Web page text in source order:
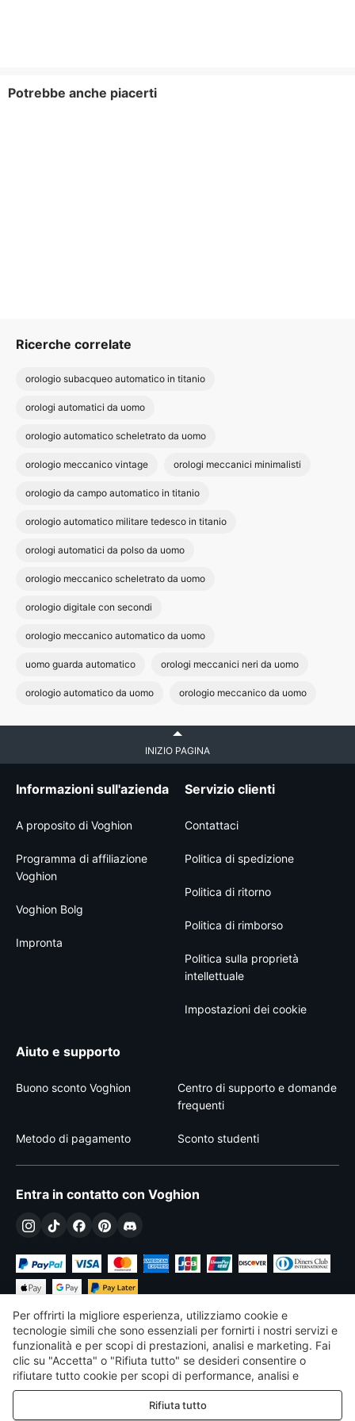
Potrebbe anche piacerti
Ricerche correlate
orologio subacqueo automatico in titanio
orologi automatici da uomo
orologio automatico scheletrato da uomo
orologio meccanico vintage orologi meccanici minimalisti
orologio da campo automatico in titanio
orologio automatico militare tedesco in titanio
orologi automatici da polso da uomo
orologio meccanico scheletrato da uomo
orologio digitale con secondi
orologio meccanico automatico da uomo
uomo guarda automatico orologi meccanici neri da uomo
orologio automatico da uomo orologio meccanico da uomo
INIZIO PAGINA
Informazioni sull'azienda
A proposito di Voghion
Programma di affiliazione
Voghion
Voghion Bolg
Impronta
Servizio clienti
Contattaci
Politica di spedizione
Politica di ritorno
Politica di rimborso
Politica sulla proprietà
intellettuale
Impostazioni dei cookie
Aiuto e supporto
Buono sconto Voghion
Centro di supporto e domande
frequenti
Metodo di pagamento Sconto studenti
Entra in contatto con Voghion
€ EUR Italy
©2026 Voghion
Termini & Condizioni
Per offrirti la migliore esperienza, utilizziamo cookie e
tecnologie simili che sono essenziali per fornirti i nostri servizi e
funzionalità e per scopi di prestazioni, analisi e marketing. Fai
clic su "Accetta" o "Rifiuta tutto" se desideri consentire o
rifiutare tutto cookie per scopi di performance, analisi e
marketing. Per maggiori dettagli consultare la nostraPolitica
Rifiuta tutto